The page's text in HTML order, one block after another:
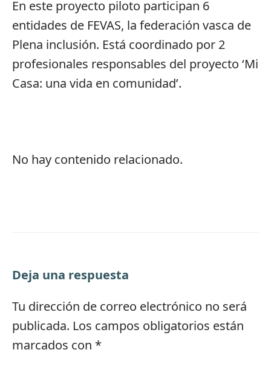
En este proyecto piloto participan 6
entidades de FEVAS, la federación vasca de
Plena inclusión. Está coordinado por 2
profesionales responsables del proyecto ‘Mi
Casa: una vida en comunidad’.
No hay contenido relacionado.
Deja una respuesta
Tu dirección de correo electrónico no será
publicada. Los campos obligatorios están
marcados con *